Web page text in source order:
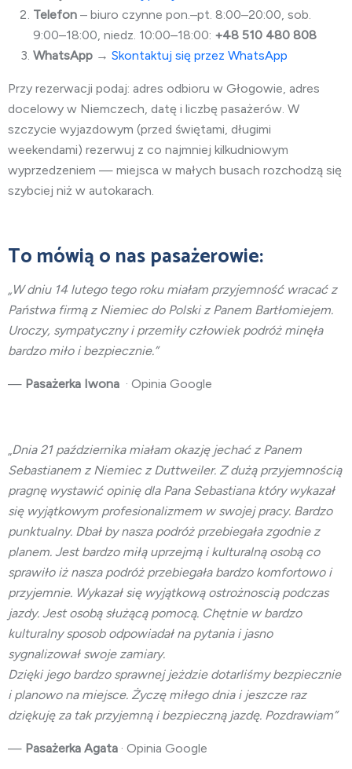
Telefon – biuro czynne pon.–pt. 8:00–20:00, sob.
9:00–18:00, niedz. 10:00–18:00: +48 510 480 808
WhatsApp → Skontaktuj się przez WhatsApp
Przy rezerwacji podaj: adres odbioru w Głogowie, adres
docelowy w Niemczech, datę i liczbę pasażerów. W
szczycie wyjazdowym (przed świętami, długimi
weekendami) rezerwuj z co najmniej kilkudniowym
wyprzedzeniem — miejsca w małych busach rozchodzą się
szybciej niż w autokarach.
To mówią o nas pasażerowie:
„W dniu 14 lutego tego roku miałam przyjemność wracać z
Państwa firmą z Niemiec do Polski z Panem Bartłomiejem.
Uroczy, sympatyczny i przemiły człowiek podróż minęła
bardzo miło i bezpiecznie.”
— Pasażerka Iwona · Opinia Google
„Dnia 21 października miałam okazję jechać z Panem
Sebastianem z Niemiec z Duttweiler. Z dużą przyjemnością
pragnę wystawić opinię dla Pana Sebastiana który wykazał
się wyjątkowym profesionalizmem w swojej pracy. Bardzo
punktualny. Dbał by nasza podróż przebiegała zgodnie z
planem. Jest bardzo miłą uprzejmą i kulturalną osobą co
sprawiło iż nasza podróż przebiegała bardzo komfortowo i
przyjemnie. Wykazał się wyjątkową ostrożnoscią podczas
jazdy. Jest osobą służącą pomocą. Chętnie w bardzo
kulturalny sposob odpowiadał na pytania i jasno
sygnalizował swoje zamiary.
Dzięki jego bardzo sprawnej jeżdzie dotarliśmy bezpiecznie
i planowo na miejsce. Życzę miłego dnia i jeszcze raz
dziękuję za tak przyjemną i bezpieczną jazdę. Pozdrawiam”
— Pasażerka Agata · Opinia Google